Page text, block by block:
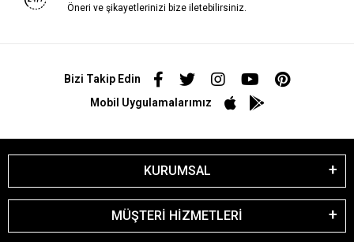
Öneri ve şikayetlerinizi bize iletebilirsiniz.
Bizi Takip Edin
Mobil Uygulamalarımız
KURUMSAL
MÜŞTERİ HİZMETLERİ